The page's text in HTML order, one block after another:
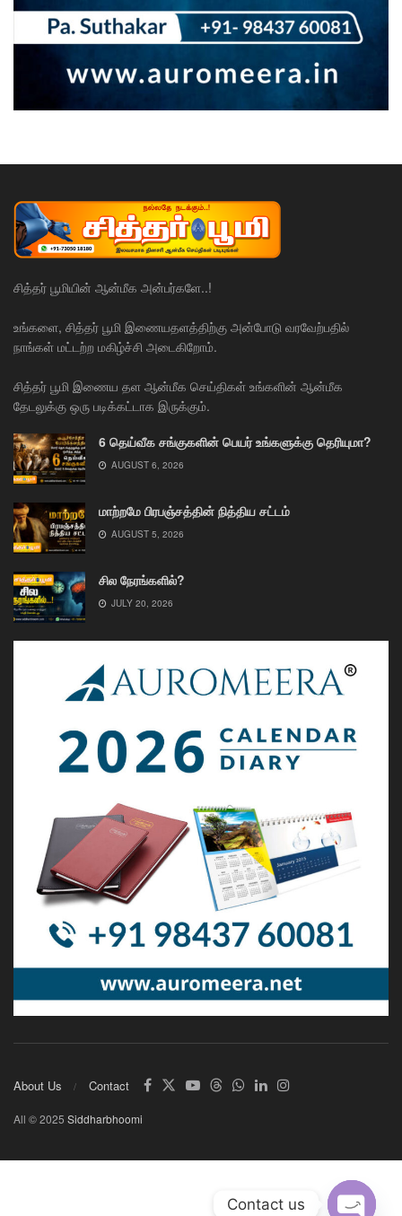
சித்தர் பூமியின் ஆன்மீக அன்பர்களே..!
உங்களை, சித்தர் பூமி இணையதளத்திற்கு அன்போடு வரவேற்பதில்
நாங்கள் மட்டற்ற மகிழ்ச்சி அடைகிறோம்.
சித்தர் பூமி இணைய தள ஆன்மீக செய்திகள் உங்களின் ஆன்மீக
தேடலுக்கு ஒரு படிக்கட்டாக இருக்கும்.
6 தெய்வீக சங்குகளின் பெயர் உங்களுக்கு தெரியுமா?
AUGUST 6, 2026
மாற்றமே பிரபஞ்சத்தின் நித்திய சட்டம்
AUGUST 5, 2026
சில நேரங்களில்?
JULY 20, 2026
About Us Contact
All © 2025 Siddharbhoomi
Contact us